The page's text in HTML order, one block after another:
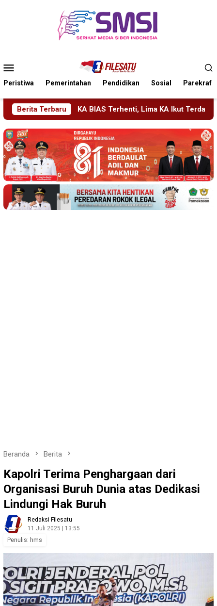
Mobile
Peristiwa Pemerintahan Pendidikan Sosial Parekraf
Berita Terbaru
Lima KA Ikut Terdampak, KAI Daop 7 Gerak Cepat
Beranda Berita
Kapolri Terima Penghargaan dari
Organisasi Buruh Dunia atas Dedikasi
Lindungi Hak Buruh
Redaksi Filesatu
11 Juli 2025 | 13:55
Penulis: hms